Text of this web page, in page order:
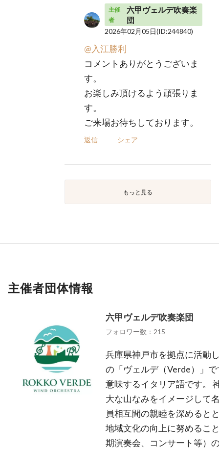
主催
者
六甲ヴェルデ吹奏楽
団
2026年02月05日(ID:244840)
@入江勝利
コメントありがとうございま
す。
お楽しみ頂けるよう頑張りま
す。
ご来場お待ちしております。
返信 シェア
もっと見る
主催者団体情報
六甲ヴェルデ吹奏楽団
フォロワー数：215
兵庫県神戸市を拠点に活動
の「ヴェルデ（Verde）」
意味するイタリア語です。
大な山なみをイメージして
員相互間の親睦を深めると
地域文化の向上に努めるこ
期演奏会、コンサート等）